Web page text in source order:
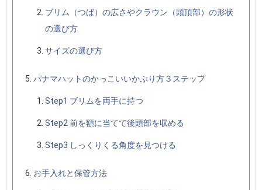
ブリム（つば）の広さやクラウン（頭頂部）の形状
の選び方
サイズの選び方
パナマハットのかっこいいかぶり方３ステップ
Step1 ブリムを両手に持つ
Step2 前を額に当てて後頭部を収める
Step3 しっくりくる角度を見つける
お手入れと保管方法